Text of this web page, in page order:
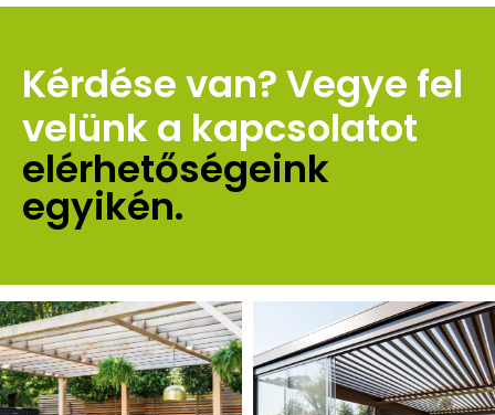
Kérdése van? Vegye fel
velünk a kapcsolatot
elérhetőségeink
egyikén.